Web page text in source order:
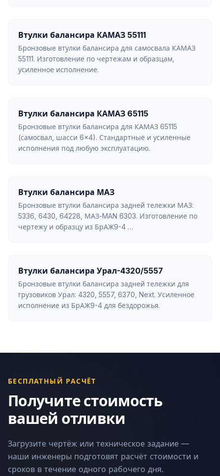
Втулки балансира КАМАЗ 55111
Бронзовые втулки балансира для самосвала КАМАЗ
55111. Изготовление по чертежам и образцам,
усиленное исполнение.
Втулки балансира КАМАЗ 65115
Бронзовые втулки балансира для КАМАЗ 65115
(самосвал, шасси 6×4). Стандартные и усиленные
исполнения под любую эксплуатацию.
Втулки балансира МАЗ
Бронзовые втулки балансира задней тележки МАЗ:
5336, 6430, 64228, МАЗ-MAN 6303. Изготовление по
чертежу и образцу из БрАЖ9-4 …
Втулки балансира Урал-4320/5557
Бронзовые втулки балансира задней тележки для
грузовиков Урал: 4320, 5557, 6370, Next. Усиленное
исполнение из БрАЖ9-4 для бездорожья.
БЕСПЛАТНЫЙ РАСЧЁТ
Получите стоимость
вашей отливки
Загрузите чертёж или техническое задание —
наши инженеры подготовят расчёт стоимости и
сроков в течение одного рабочего дня.